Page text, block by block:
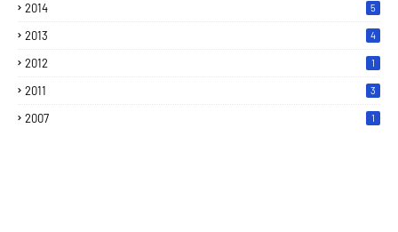
2014 5
2013 4
2012 1
2011 3
2007 1